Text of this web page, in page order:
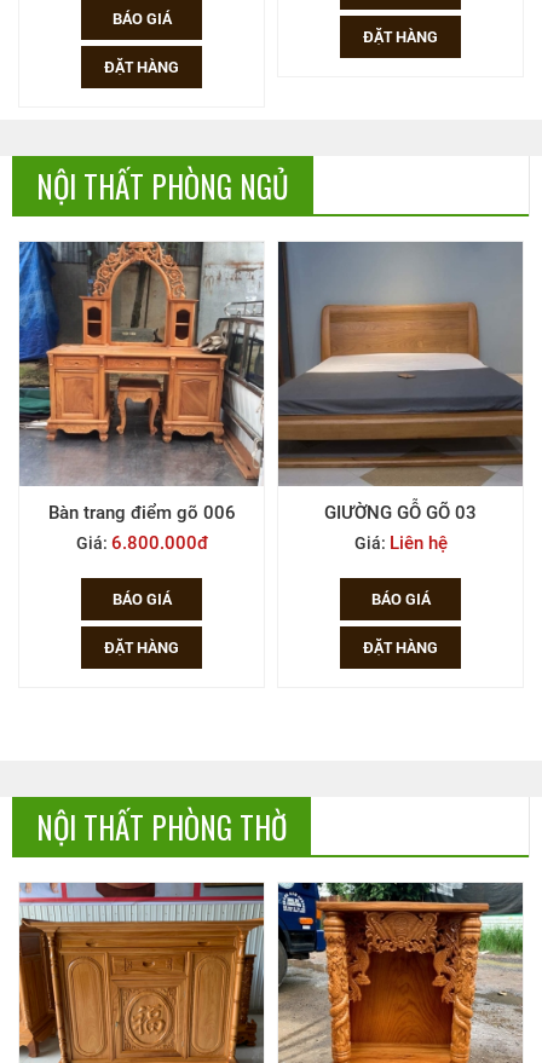
BÁO GIÁ
ĐẶT HÀNG
ĐẶT HÀNG
NỘI THẤT PHÒNG NGỦ
GIƯỜNG GỖ GÕ 03
Giá:Liên hệ
BÁO GIÁ
ĐẶT HÀNG
TỦ ÁO GÕ TÂN CỔ ĐIỂN 2M4
Giá:34.500.000đ
BÁO GIÁ
ĐẶT HÀNG
NỘI THẤT PHÒNG THỜ